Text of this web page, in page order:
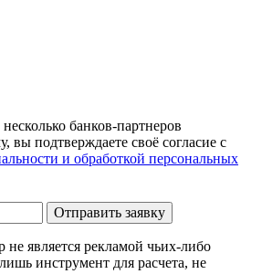
несколько банков-партнеров
вы подтверждаете своё согласие с
и обработкой персональных
Отправить заявку
не является рекламой чьих-либо
инструмент для расчета, не